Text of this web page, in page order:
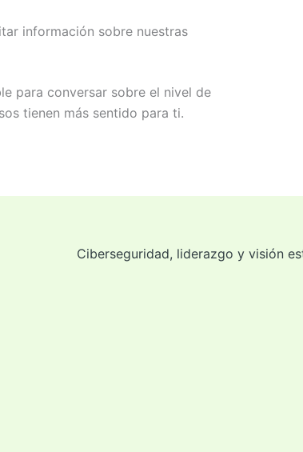
información sobre nuestras
para conversar sobre el nivel de
tienen más sentido para ti.